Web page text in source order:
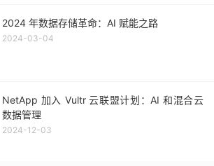
2024 年数据存储革命：AI 赋能之路
2024-03-04
NetApp 加入 Vultr 云联盟计划：AI 和混合云
数据管理
2024-12-03